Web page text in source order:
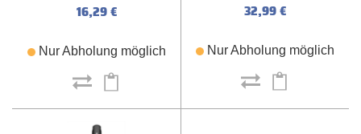
16,29 €
Nur Abholung möglich
32,99 €
Nur Abholung möglich